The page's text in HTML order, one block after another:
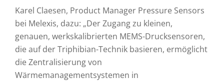
Karel Claesen, Product Manager Pressure Sensors
bei Melexis, dazu: „Der Zugang zu kleinen,
genauen, werkskalibrierten MEMS-Drucksensoren,
die auf der Triphibian-Technik basieren, ermöglicht
die Zentralisierung von
Wärmemanagementsystemen in